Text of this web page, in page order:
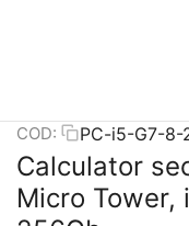
COD: PC-i5-G7-8-
Calculator
Micro Tower,